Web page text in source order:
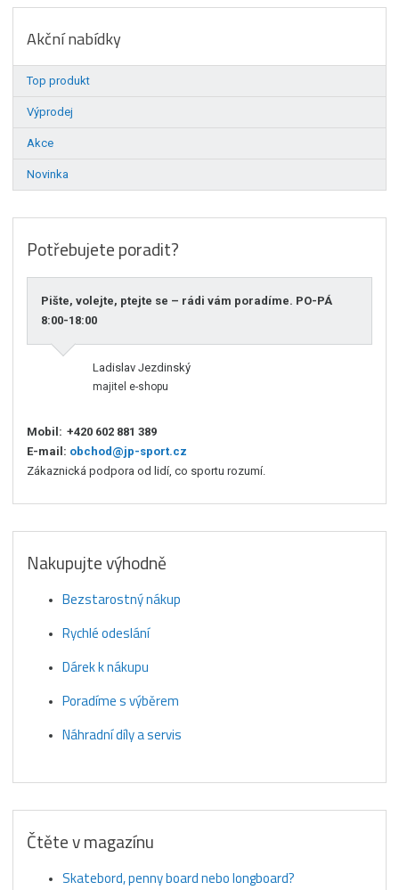
Akční nabídky
Top produkt
Výprodej
Akce
Novinka
Potřebujete poradit?
Pište, volejte, ptejte se – rádi vám poradíme. PO-PÁ
8:00-18:00
Ladislav Jezdinský
majitel e-shopu
Mobil: +420 602 881 389
E-mail: obchod@jp-sport.cz
Zákaznická podpora od lidí, co sportu rozumí.
Nakupujte výhodně
Bezstarostný nákup
Rychlé odeslání
Dárek k nákupu
Poradíme s výběrem
Náhradní díly a servis
Čtěte v magazínu
Skatebord, penny board nebo longboard?